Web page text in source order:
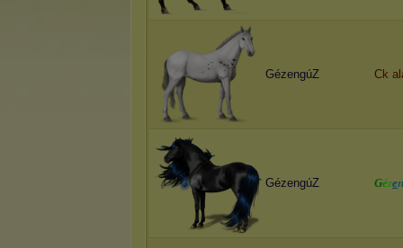
GézengúZ Ck
GézengúZ Gézen